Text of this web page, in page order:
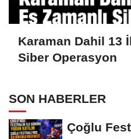
Karaman Dahil 13
Siber Operasyon
SON HABERLER
Çoğlu